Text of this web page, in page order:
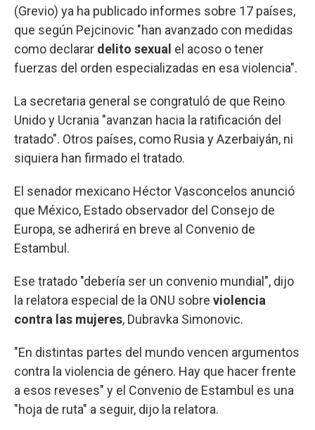
(Grevio) ya ha publicado informes sobre 17 países,
que según Pejcinovic "han avanzado con medidas
como declarar delito sexual el acoso o tener
fuerzas del orden especializadas en esa violencia".
La secretaria general se congratuló de que Reino
Unido y Ucrania "avanzan hacia la ratificación del
tratado". Otros países, como Rusia y Azerbaiyán, ni
siquiera han firmado el tratado.
El senador mexicano Héctor Vasconcelos anunció
que México, Estado observador del Consejo de
Europa, se adherirá en breve al Convenio de
Estambul.
Ese tratado "debería ser un convenio mundial", dijo
la relatora especial de la ONU sobre violencia
contra las mujeres, Dubravka Simonovic.
"En distintas partes del mundo vencen argumentos
contra la violencia de género. Hay que hacer frente
a esos reveses" y el Convenio de Estambul es una
"hoja de ruta" a seguir, dijo la relatora.